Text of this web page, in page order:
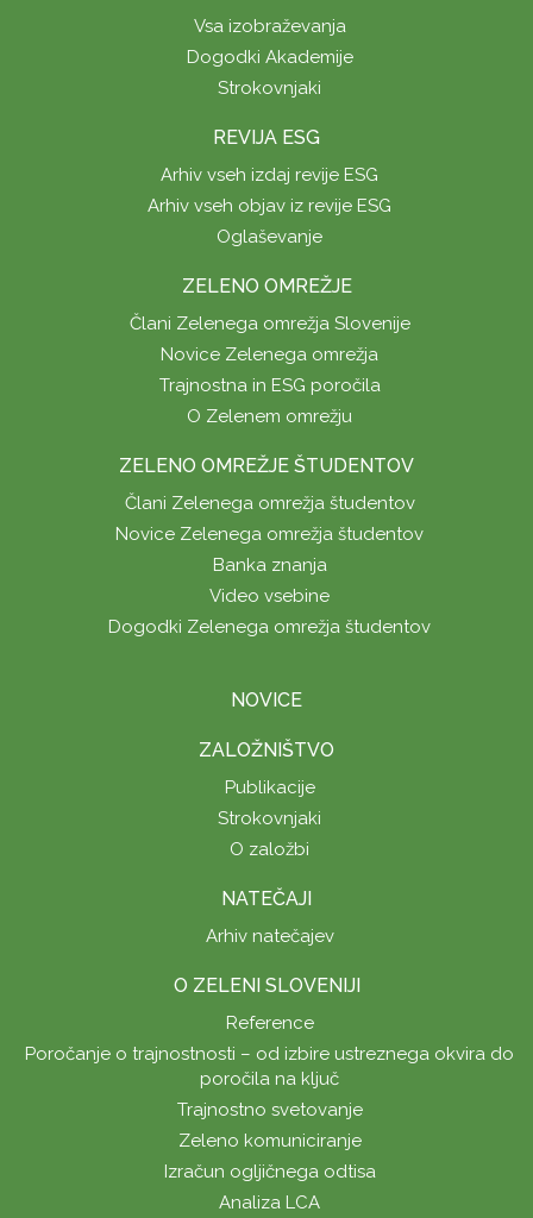
Vsa izobraževanja
Dogodki Akademije
Strokovnjaki
REVIJA ESG
Arhiv vseh izdaj revije ESG
Arhiv vseh objav iz revije ESG
Oglaševanje
ZELENO OMREŽJE
Člani Zelenega omrežja Slovenije
Novice Zelenega omrežja
Trajnostna in ESG poročila
O Zelenem omrežju
ZELENO OMREŽJE ŠTUDENTOV
Člani Zelenega omrežja študentov
Novice Zelenega omrežja študentov
Banka znanja
Video vsebine
Dogodki Zelenega omrežja študentov
NOVICE
ZALOŽNIŠTVO
Publikacije
Strokovnjaki
O založbi
NATEČAJI
Arhiv natečajev
O ZELENI SLOVENIJI
Reference
Poročanje o trajnostnosti – od izbire ustreznega okvira do
poročila na ključ
Trajnostno svetovanje
Zeleno komuniciranje
Izračun ogljičnega odtisa
Analiza LCA